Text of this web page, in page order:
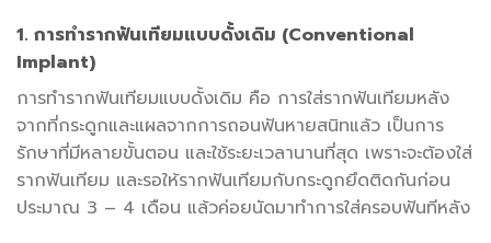
1. การทำรากฟันเทียมแบบดั้งเดิม (Conventional
Implant)
การทำรากฟันเทียมแบบดั้งเดิม คือ การใส่รากฟันเทียมหลัง
จากที่กระดูกและแผลจากการถอนฟันหายสนิทแล้ว เป็นการ
รักษาที่มีหลายขั้นตอน และใช้ระยะเวลานานที่สุด เพราะจะต้องใส่
รากฟันเทียม และรอให้รากฟันเทียมกับกระดูกยึดติดกันก่อน
ประมาณ 3 – 4 เดือน แล้วค่อยนัดมาทำการใส่ครอบฟันทีหลัง